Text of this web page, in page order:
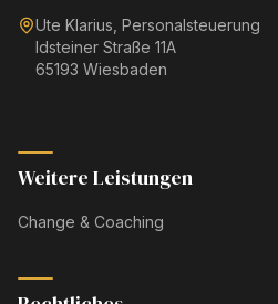
Ute Klarius, Personalsteuerung
Idsteiner Straße 11A
65193 Wiesbaden
Weitere Leistungen
Change & Coaching